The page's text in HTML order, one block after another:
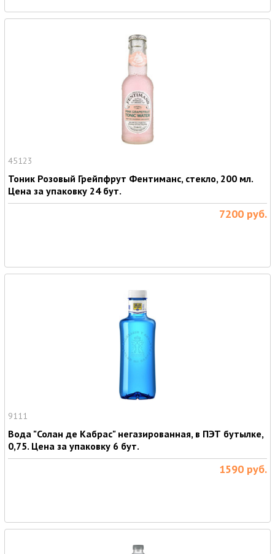
45123
Тоник Розовый Грейпфрут Фентиманс, стекло, 200 мл.
Цена за упаковку 24 бут.
7200 руб.
9111
Вода "Солан де Кабрас" негазированная, в ПЭТ бутылке,
0,75. Цена за упаковку 6 бут.
1590 руб.